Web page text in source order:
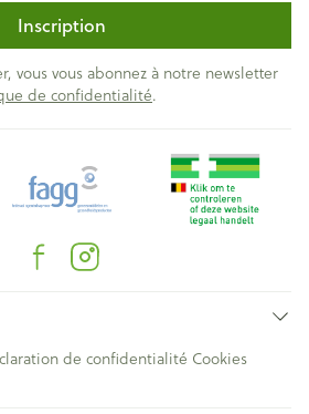
Inscription
vous vous abonnez à notre newsletter
de confidentialité.
de confidentialité Cookies